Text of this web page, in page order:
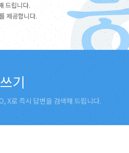
드립니다.
제공합니다.
기
X로 즉시 답변을 검색해 드립니다.